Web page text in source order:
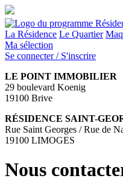
La Résidence Le Quartier
Ma sélection
Se connecter / S'inscrire
LE POINT IMMOBILIER
29 boulevard Koenig
19100 Brive
RÉSIDENCE SAINT-
Rue Saint Georges / Rue de
19100 LIMOGES
Nous